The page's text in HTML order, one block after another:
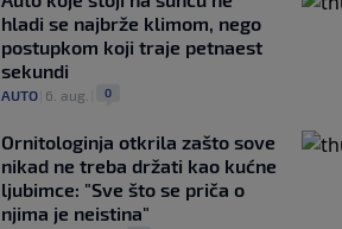
hladi se najbrže klimom, nego
postupkom koji traje petnaest
sekundi
AUTO 6. aug. 0
Ornitologinja otkrila zašto sove
nikad ne treba držati kao kućne
ljubimce: "Sve što se priča o
njima je neistina"